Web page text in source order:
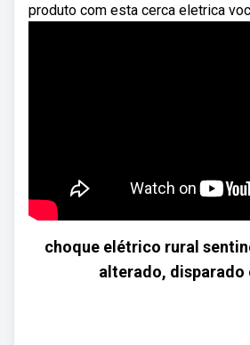
produto com esta cerca eletrica
choque elétrico rural
alterado, disparado